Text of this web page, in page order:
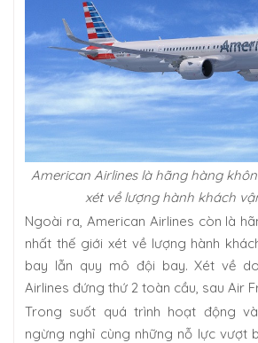
American Airlines là hãng hàng
xét về lượng hành khách
Ngoài ra, American Airlines còn là
nhất thế giới xét về lượng hành
bay lẫn quy mô đội bay. Xét về
Airlines đứng thứ 2 toàn cầu, sau Air
Trong suốt quá trình hoạt động
ngừng nghỉ cùng những nỗ lực vượt